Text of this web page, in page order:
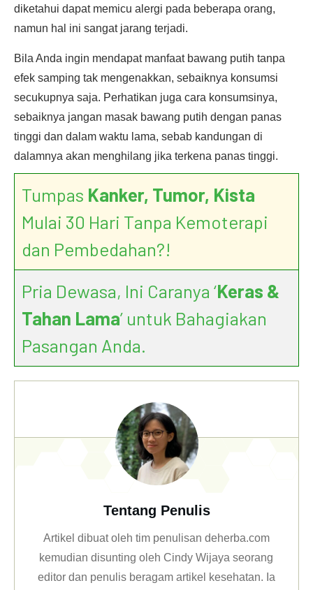
diketahui dapat memicu alergi pada beberapa orang,
namun hal ini sangat jarang terjadi.
Bila Anda ingin mendapat manfaat bawang putih tanpa
efek samping tak mengenakkan, sebaiknya konsumsi
secukupnya saja. Perhatikan juga cara konsumsinya,
sebaiknya jangan masak bawang putih dengan panas
tinggi dan dalam waktu lama, sebab kandungan di
dalamnya akan menghilang jika terkena panas tinggi.
Tumpas Kanker, Tumor, Kista
Mulai 30 Hari Tanpa Kemoterapi
dan Pembedahan?!
Pria Dewasa, Ini Caranya ‘Keras &
Tahan Lama’ untuk Bahagiakan
Pasangan Anda.
Tentang Penulis
Artikel dibuat oleh tim penulisan deherba.com
kemudian disunting oleh Cindy Wijaya seorang
editor dan penulis beragam artikel kesehatan. Ia